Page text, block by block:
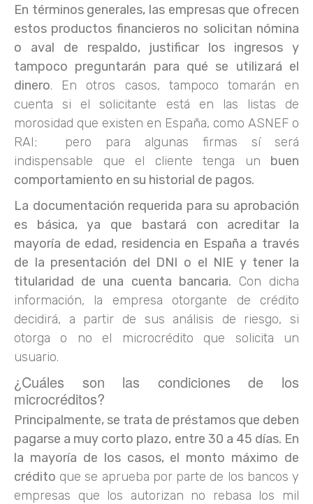
En términos generales, las empresas que ofrecen
estos productos financieros no solicitan nómina
o aval de respaldo, justificar los ingresos y
tampoco preguntarán para qué se utilizará el
dinero. En otros casos, tampoco tomarán en
cuenta si el solicitante está en las listas de
morosidad que existen en España, como ASNEF o
RAI; pero para algunas firmas sí será
indispensable que el cliente tenga un buen
comportamiento en su historial de pagos.
La documentación requerida para su aprobación
es básica, ya que bastará con acreditar la
mayoría de edad, residencia en España a través
de la presentación del DNI o el NIE y tener la
titularidad de una cuenta bancaria. Con dicha
información, la empresa otorgante de crédito
decidirá, a partir de sus análisis de riesgo, si
otorga o no el microcrédito que solicita un
usuario.
¿Cuáles son las condiciones de los
microcréditos?
Principalmente, se trata de préstamos que deben
pagarse a muy corto plazo, entre 30 a 45 días. En
la mayoría de los casos, el monto máximo de
crédito que se aprueba por parte de los bancos y
empresas que los autorizan no rebasa los mil